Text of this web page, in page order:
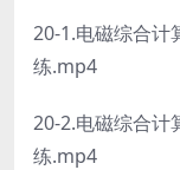
20-1.电磁综合计
练.mp4
20-2.电磁综合计
练.mp4